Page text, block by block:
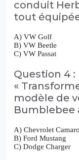
conduit
tout
A) VW Golf
B) VW Beetle
C) VW Passat
Question 4 :
«
modèle de
Bumblebee
A) Chevrolet Camaro
B) Ford Mustang
C) Dodge Charger